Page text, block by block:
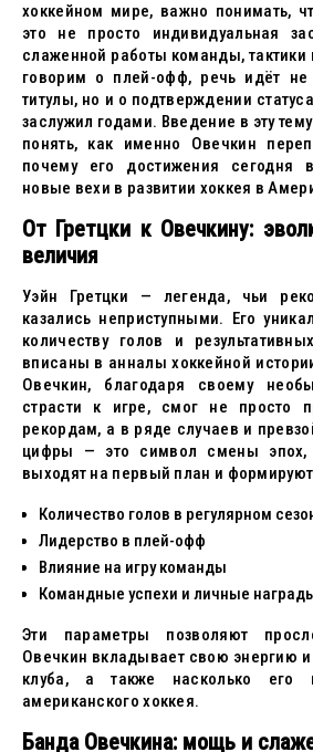
хоккейном мире, важно понимать,
это не просто индивидуальная
слаженной работы команды, тактики
говорим о плей-офф, речь идёт не
титулы, но и о подтверждении
заслужил годами. Введение в эту
понять, как именно Овечкин
почему его достижения сегодня
новые вехи в развитии хоккея в
От Гретцки к Овечкину:
величия
Уэйн Гретцки — легенда, чьи
казались неприступными. Его
количеству голов и
вписаны в анналы хоккейной
Овечкин, благодаря своему
страсти к игре, смог не просто
рекордам, а в ряде случаев и
цифры — это символ смены эпох,
выходят на первый план и
Количество голов в регулярном
Лидерство в плей-офф
Влияние на игру команды
Командные успехи и личные
Эти параметры позволяют
Овечкин вкладывает свою энергию и
клуба, а также насколько его
американского хоккея.
Банда Овечкина: мощь и